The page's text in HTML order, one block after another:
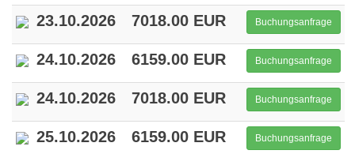
23.10.2026 7018.00 EUR Buchungsanfrage
24.10.2026 6159.00 EUR Buchungsanfrage
24.10.2026 7018.00 EUR Buchungsanfrage
25.10.2026 6159.00 EUR Buchungsanfrage